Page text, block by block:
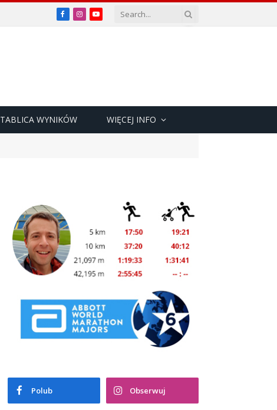
Facebook
InstagramYouTube
TABLICA WYNIKÓW WIĘCEJ INFO
Polub Obserwuj